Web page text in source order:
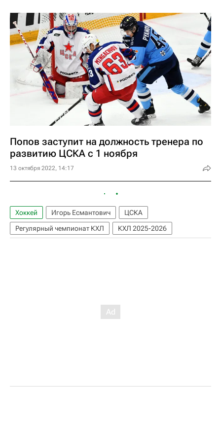
Попов заступит на должность тренера по
развитию ЦСКА с 1 ноября
13 октября 2022, 14:17
Хоккей Игорь Есмантович
ЦСКА
Регулярный чемпионат КХЛ
КХЛ 2025-2026